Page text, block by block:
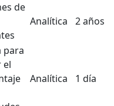
de
Analítica 2 años
para
el
Analítica 1 día